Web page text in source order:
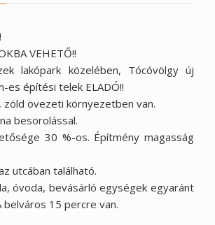
VEHETŐ!!
lakópark közelében, Tócóvölgy új
es építési telek ELADÓ!!
zöld övezeti környezetben van.
besorolással.
30 %-os. Építmény magasság
utcában található.
óvoda, bevásárló egységek egyaránt
belváros 15 percre van.